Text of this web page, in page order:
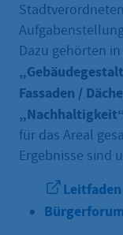
Dazu gehörten
Fassaden /
für das Areal
Ergebnisse sind